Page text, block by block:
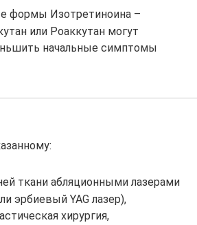
формы Изотретиноина –
или Роаккутан могут
начальные симптомы
ткани абляционными лазерами
эрбиевый YAG лазер),
хирургия,